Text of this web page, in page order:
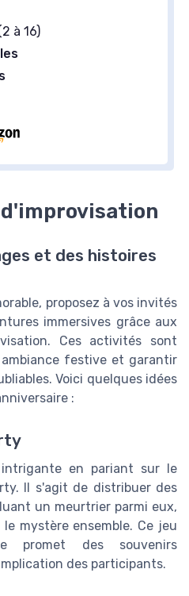
à 16)
et des histoires
proposez à vos invités
immersives grâce aux
Ces activités sont
festive et garantir
Voici quelques idées
:
en pariant sur le
Il s'agit de distribuer des
un meurtrier parmi eux,
mystère ensemble. Ce jeu
promet des souvenirs
des participants.